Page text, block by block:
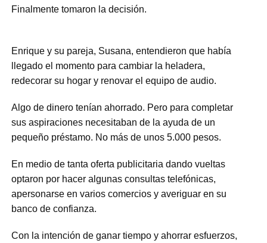
Finalmente tomaron la decisión.
Enrique y su pareja, Susana, entendieron que había
llegado el momento para cambiar la heladera,
redecorar su hogar y renovar el equipo de audio.
Algo de dinero tenían ahorrado. Pero para completar
sus aspiraciones necesitaban de la ayuda de un
pequeño préstamo. No más de unos 5.000 pesos.
En medio de tanta oferta publicitaria dando vueltas
optaron por hacer algunas consultas telefónicas,
apersonarse en varios comercios y averiguar en su
banco de confianza.
Con la intención de ganar tiempo y ahorrar esfuerzos,